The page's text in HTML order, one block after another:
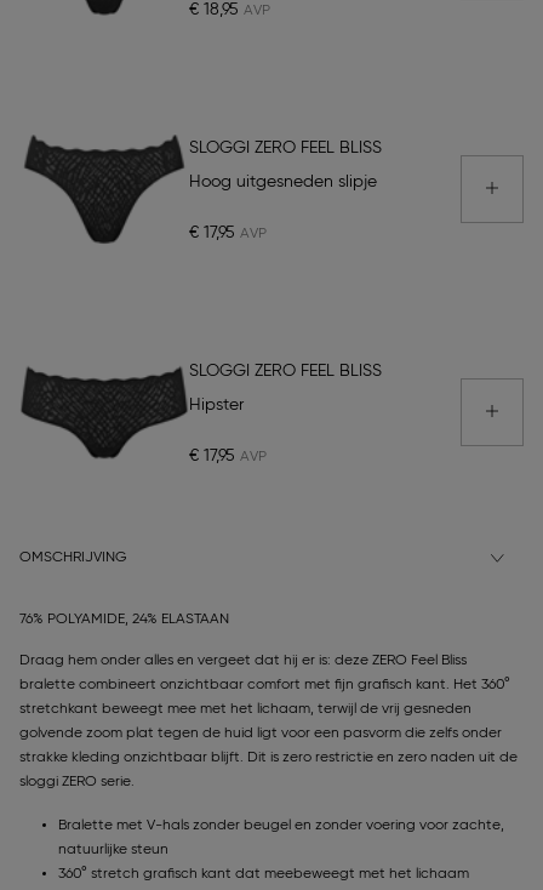
€ 18,95
SLOGGI ZERO FEEL BLISS
Hoog uitgesneden slipje
€ 17,95
SLOGGI ZERO FEEL BLISS
Hipster
€ 17,95
OMSCHRIJVING
76% POLYAMIDE, 24% ELASTAAN
Draag hem onder alles en vergeet dat hij er is: deze ZERO Feel Bliss
bralette combineert onzichtbaar comfort met fijn grafisch kant. Het 360°
stretchkant beweegt mee met het lichaam, terwijl de vrij gesneden
golvende zoom plat tegen de huid ligt voor een pasvorm die zelfs onder
strakke kleding onzichtbaar blijft. Dit is zero restrictie en zero naden uit de
sloggi ZERO serie.
Bralette met V-hals zonder beugel en zonder voering voor zachte,
natuurlijke steun
360° stretch grafisch kant dat meebeweegt met het lichaam